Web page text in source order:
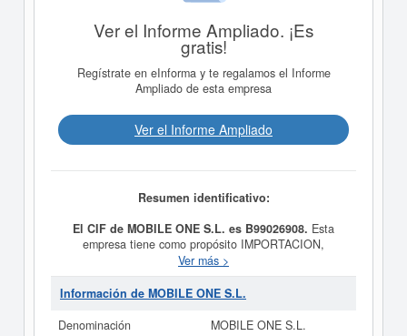
Ver el Informe Ampliado. ¡Es
gratis!
Regístrate en eInforma y te regalamos el Informe
Ampliado de esta empresa
Ver el Informe Ampliado
Resumen identificativo:
El CIF de MOBILE ONE S.L. es B99026908. Esta
empresa tiene como propósito IMPORTACION,
EXPORTACION, COMPRA Y VENTA DE ARTICULOS
DE TELEFONIA, AUDIO Y VIDEO. APERTURA DE
LINEAS Y TARJETAS PREPAGO y fue creada el día
alta esta empresa es 4643 - Comercio al por mayor de
Ver más >
Información de MOBILE ONE S.L.
Denominación
MOBILE ONE S.L.